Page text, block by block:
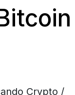
Crypto /